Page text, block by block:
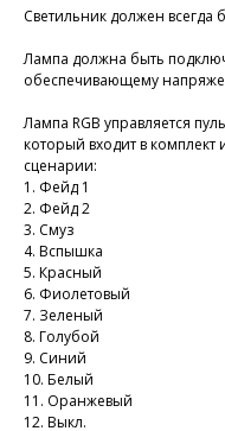
Светильник должен всегда
Лампа должна быть
обеспечивающему
Лампа RGB управляется
который входит в комплект
сценарии:
1. Фейд 1
2. Фейд 2
3. Смуз
4. Вспышка
5. Красный
6. Фиолетовый
7. Зеленый
8. Голубой
9. Синий
10. Белый
11. Оранжевый
12. Выкл.